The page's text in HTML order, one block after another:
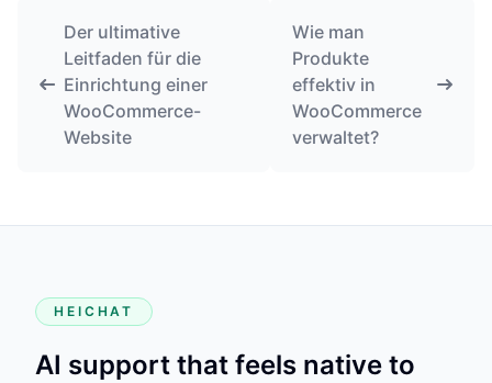
Der ultimative
Leitfaden für die
Einrichtung einer
WooCommerce-
Website
Wie man
Produkte
effektiv in
WooCommerce
verwaltet?
HEICHAT
AI support that feels native to